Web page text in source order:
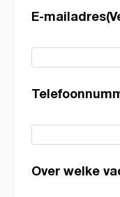
E-mailadres
Over welke